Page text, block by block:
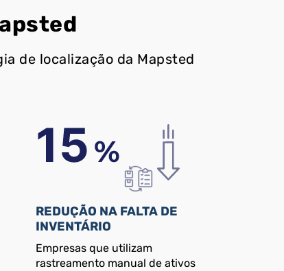
de localização da Mapsted
REDUÇÃO NA FALTA DE
INVENTÁRIO
Empresas que utilizam
rastreamento manual de ativos